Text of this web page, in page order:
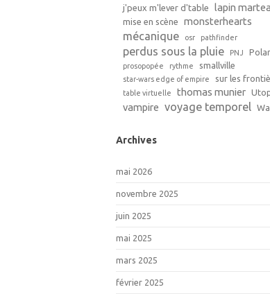
j'peux m'lever d'table
lapin
mise en scène
monsterhearts
mécanique osr pathfinder
perdus sous la pluie PNJ
prosopopée rythme smallville
star-wars edge of empire sur les
table virtuelle thomas munier
vampire voyage temporel
Archives
mai 2026
novembre 2025
juin 2025
mai 2025
mars 2025
février 2025